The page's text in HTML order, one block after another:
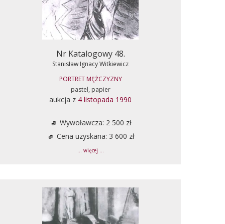
Nr Katalogowy 48.
Stanisław Ignacy Witkiewicz
PORTRET MĘŻCZYZNY
pastel, papier
aukcja z 4 listopada 1990
Wywoławcza: 2 500 zł
Cena uzyskana: 3 600 zł
... więcej ...